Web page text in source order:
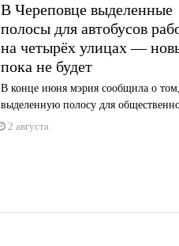
В Череповце выделенные
полосы для автобусов
на четырёх улицах —
пока не будет
В конце июня мэрия сообщила о
выделенную полосу для
2 августа